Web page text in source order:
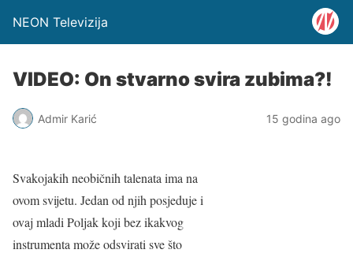
NEON Televizija
VIDEO: On stvarno svira zubima?!
Admir Karić 15 godina ago
Svakojakih neobičnih talenata ima na
ovom svijetu. Jedan od njih posjeduje i
ovaj mladi Poljak koji bez ikakvog
instrumenta može odsvirati sve što